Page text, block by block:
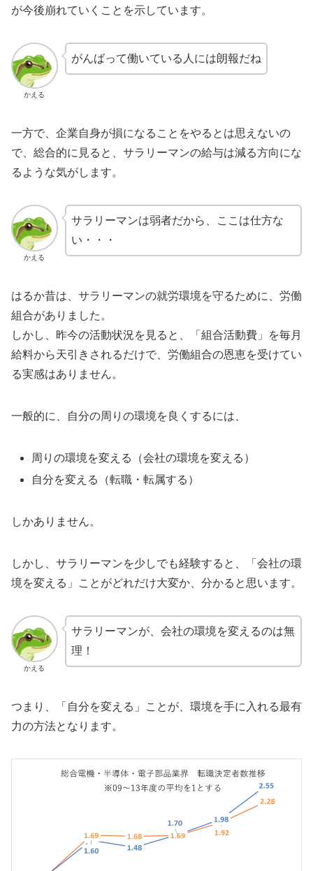
が今後崩れていくことを示しています。
かえる
がんばって働いている人には朗報だね
一方で、企業自身が損になることをやるとは思えないの
で、総合的に見ると、サラリーマンの給与は減る方向にな
るような気がします。
かえる
サラリーマンは弱者だから、ここは仕方な
い・・・
はるか昔は、サラリーマンの就労環境を守るために、労働
組合がありました。
しかし、昨今の活動状況を見ると、「組合活動費」を毎月
給料から天引きされるだけで、労働組合の恩恵を受けてい
る実感はありません。
一般的に、自分の周りの環境を良くするには、
周りの環境を変える（会社の環境を変える）
自分を変える（転職・転属する）
しかありません。
しかし、サラリーマンを少しでも経験すると、「会社の環
境を変える」ことがどれだけ大変か、分かると思います。
かえる
サラリーマンが、会社の環境を変えるのは無
理！
つまり、「自分を変える」ことが、環境を手に入れる最有
力の方法となります。